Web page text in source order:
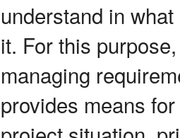
understand in
it. For this
managing
provides means